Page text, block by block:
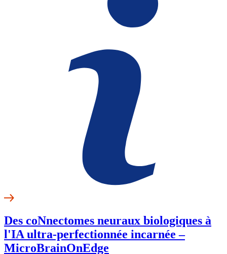
Des coNnectomes neuraux biologiques à
l'IA ultra-perfectionnée incarnée –
MicroBrainOnEdge